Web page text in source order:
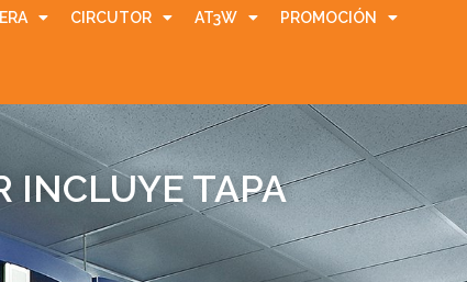
CIRCUTOR AT3W PROMOCIÓN
INCLUYE TAPA